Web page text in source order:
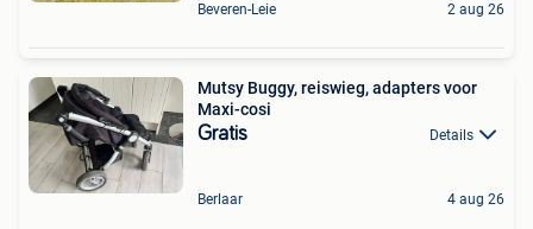
Beveren-Leie 2 aug 26
Mutsy Buggy, reiswieg, adapters voor
Maxi-cosi
Gratis Details
Berlaar 4 aug 26